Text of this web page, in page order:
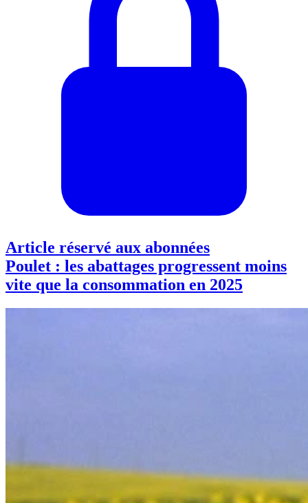
Article réservé aux abonnées
Poulet : les abattages progressent moins
vite que la consommation en 2025